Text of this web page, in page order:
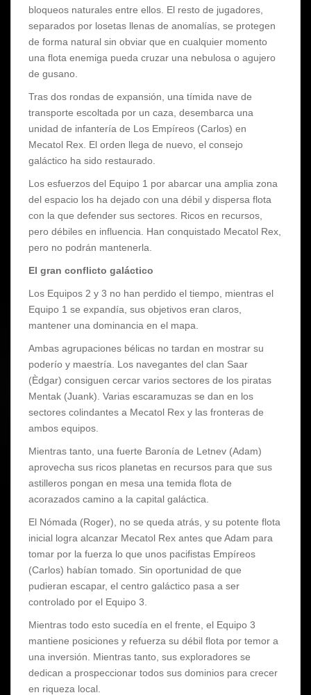
bloqueos naturales entre ellos. El resto de jugadores,
separados por losetas llenas de anomalías, se protegen
de forma natural sin obviar que en cualquier momento
una flota enemiga pueda cruzar una nebulosa o agujero
de gusano.
Tras dos rondas de expansión, una tímida nave de
transporte escoltada por un caza, desembarca una
unidad de infantería de Los Empíreos (Carlos) en
Mecatol Rex. El orden llega de nuevo, el consejo
galáctico ha sido restaurado.
Los esfuerzos del Equipo 1 por abarcar una amplia zona
del espacio los ha dejado con una débil y dispersa flota
con la que defender sus sectores. Ricos en recursos,
pero débiles en influencia. Han conquistado Mecatol Rex,
pero no podrán mantenerla.
El gran conflicto galáctico
Los Equipos 2 y 3 no han perdido el tiempo, mientras el
Equipo 1 se expandía, sus objetivos eran claros,
mantener una dominancia en el mapa.
Ambas agrupaciones bélicas no tardan en mostrar su
poderío y maestría. Los navegantes del clan Saar
(Èdgar) consiguen cercar varios sectores de los piratas
Mentak (Juank). Varias escaramuzas se dan en los
sectores colindantes a Mecatol Rex y las fronteras de
ambos equipos.
Mientras tanto, una fuerte Baronía de Letnev (Adam)
aprovecha sus ricos planetas en recursos para que sus
astilleros pongan en mesa una temida flota de
acorazados camino a la capital galáctica.
El Nómada (Roger), no se queda atrás, y su potente flota
inicial logra alcanzar Mecatol Rex antes que Adam para
tomar por la fuerza lo que unos pacifistas Empíreos
(Carlos) habían tomado. Sin oportunidad de que
pudieran escapar, el centro galáctico pasa a ser
controlado por el Equipo 3.
Mientras todo esto sucedía en el frente, el Equipo 3
mantiene posiciones y refuerza su débil flota por temor a
una inversión. Mientras tanto, sus exploradores se
dedican a prospeccionar todos sus dominios para crecer
en riqueza local.